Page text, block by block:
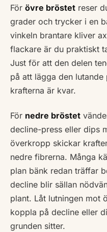
För övre bröstet reser
grader och trycker i en
vinkeln brantare kliver
flackare är du praktiskt
Just för att den delen
på att lägga den
krafterna är kvar.
För nedre bröstet
decline-press eller dips
överkropp skickar
nedre fibrerna. Många
plan bänk redan träffar
decline blir sällan
plant. Låt lutningen mot
koppla på decline eller
grunden sitter.